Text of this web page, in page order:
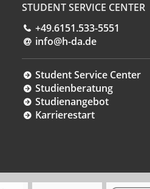
STUDENT SERVICE CENTER
+49.6151.533-5551
info@h-da.de
Student Service Center
Studienberatung
Studienangebot
Karrierestart